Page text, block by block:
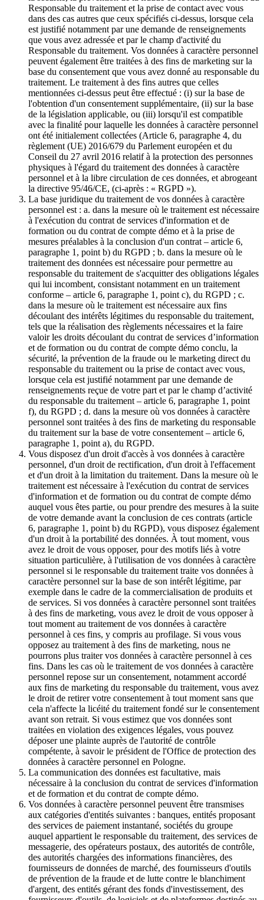
Responsable du traitement et la prise de contact avec vous
dans des cas autres que ceux spécifiés ci-dessus, lorsque cela
est justifié notamment par une demande de renseignements
que vous avez adressée et par le champ d'activité du
Responsable du traitement. Vos données à caractère personnel
peuvent également être traitées à des fins de marketing sur la
base du consentement que vous avez donné au responsable du
traitement. Le traitement à des fins autres que celles
mentionnées ci-dessus peut être effectué : (i) sur la base de
l'obtention d'un consentement supplémentaire, (ii) sur la base
de la législation applicable, ou (iii) lorsqu'il est compatible
avec la finalité pour laquelle les données à caractère personnel
ont été initialement collectées (Article 6, paragraphe 4, du
règlement (UE) 2016/679 du Parlement européen et du
Conseil du 27 avril 2016 relatif à la protection des personnes
physiques à l'égard du traitement des données à caractère
personnel et à la libre circulation de ces données, et abrogeant
la directive 95/46/CE, (ci-après : « RGPD »).
La base juridique du traitement de vos données à caractère
personnel est : a. dans la mesure où le traitement est nécessaire
à l'exécution du contrat de services d'information et de
formation ou du contrat de compte démo et à la prise de
mesures préalables à la conclusion d'un contrat – article 6,
paragraphe 1, point b) du RGPD ; b. dans la mesure où le
traitement des données est nécessaire pour permettre au
responsable du traitement de s'acquitter des obligations légales
qui lui incombent, consistant notamment en un traitement
conforme – article 6, paragraphe 1, point c), du RGPD ; c.
dans la mesure où le traitement est nécessaire aux fins
découlant des intérêts légitimes du responsable du traitement,
tels que la réalisation des règlements nécessaires et la faire
valoir les droits découlant du contrat de services d’information
et de formation ou du contrat de compte démo conclu, la
sécurité, la prévention de la fraude ou le marketing direct du
responsable du traitement ou la prise de contact avec vous,
lorsque cela est justifié notamment par une demande de
renseignements reçue de votre part et par le champ d’activité
du responsable du traitement – article 6, paragraphe 1, point
f), du RGPD ; d. dans la mesure où vos données à caractère
personnel sont traitées à des fins de marketing du responsable
du traitement sur la base de votre consentement – article 6,
paragraphe 1, point a), du RGPD.
Vous disposez d'un droit d'accès à vos données à caractère
personnel, d'un droit de rectification, d'un droit à l'effacement
et d'un droit à la limitation du traitement. Dans la mesure où le
traitement est nécessaire à l'exécution du contrat de services
d'information et de formation ou du contrat de compte démo
auquel vous êtes partie, ou pour prendre des mesures à la suite
de votre demande avant la conclusion de ces contrats (article
6, paragraphe 1, point b) du RGPD), vous disposez également
d'un droit à la portabilité des données. À tout moment, vous
avez le droit de vous opposer, pour des motifs liés à votre
situation particulière, à l'utilisation de vos données à caractère
personnel si le responsable du traitement traite vos données à
caractère personnel sur la base de son intérêt légitime, par
exemple dans le cadre de la commercialisation de produits et
de services. Si vos données à caractère personnel sont traitées
à des fins de marketing, vous avez le droit de vous opposer à
tout moment au traitement de vos données à caractère
personnel à ces fins, y compris au profilage. Si vous vous
opposez au traitement à des fins de marketing, nous ne
pourrons plus traiter vos données à caractère personnel à ces
fins. Dans les cas où le traitement de vos données à caractère
personnel repose sur un consentement, notamment accordé
aux fins de marketing du responsable du traitement, vous avez
le droit de retirer votre consentement à tout moment sans que
cela n'affecte la licéité du traitement fondé sur le consentement
avant son retrait. Si vous estimez que vos données sont
traitées en violation des exigences légales, vous pouvez
déposer une plainte auprès de l'autorité de contrôle
compétente, à savoir le président de l'Office de protection des
données à caractère personnel en Pologne.
La communication des données est facultative, mais
nécessaire à la conclusion du contrat de services d'information
et de formation et du contrat de compte démo.
Vos données à caractère personnel peuvent être transmises
aux catégories d'entités suivantes : banques, entités proposant
des services de paiement instantané, sociétés du groupe
auquel appartient le responsable du traitement, des services de
messagerie, des opérateurs postaux, des autorités de contrôle,
des autorités chargées des informations financières, des
fournisseurs de données de marché, des fournisseurs d'outils
de prévention de la fraude et de lutte contre le blanchiment
d'argent, des entités gérant des fonds d'investissement, des